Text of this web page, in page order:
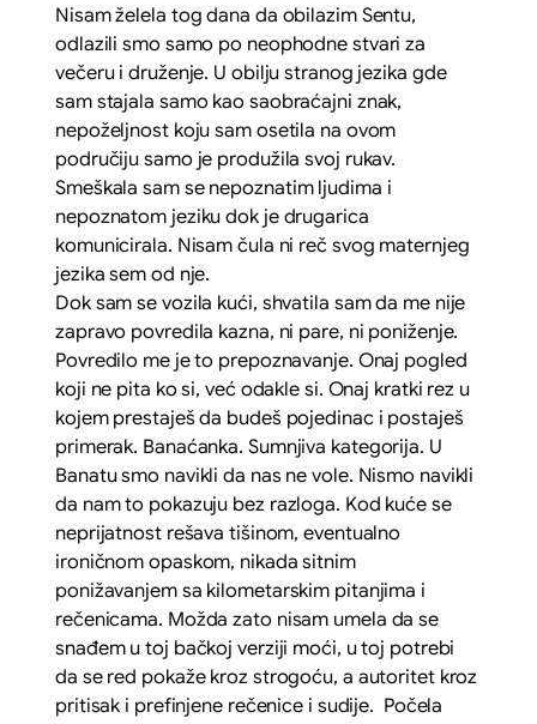
Nisam želela tog dana da obilazim Sentu,
odlazili smo samo po neophodne stvari za
večeru i druženje. U obilju stranog jezika gde
sam stajala samo kao saobraćajni znak,
nepoželjnost koju sam osetila na ovom
područiju samo je produžila svoj rukav.
Smeškala sam se nepoznatim ljudima i
nepoznatom jeziku dok je drugarica
komunicirala. Nisam čula ni reč svog maternjeg
jezika sem od nje.
Dok sam se vozila kući, shvatila sam da me nije
zapravo povredila kazna, ni pare, ni poniženje.
Povredilo me je to prepoznavanje. Onaj pogled
koji ne pita ko si, već odakle si. Onaj kratki rez u
kojem prestaješ da budeš pojedinac i postaješ
primerak. Banaćanka. Sumnjiva kategorija. U
Banatu smo navikli da nas ne vole. Nismo navikli
da nam to pokazuju bez razloga. Kod kuće se
neprijatnost rešava tišinom, eventualno
ironičnom opaskom, nikada sitnim
ponižavanjem sa kilometarskim pitanjima i
rečenicama. Možda zato nisam umela da se
snađem u toj bačkoj verziji moći, u toj potrebi
da se red pokaže kroz strogoću, a autoritet kroz
pritisak i prefinjene rečenice i sudije. Počela